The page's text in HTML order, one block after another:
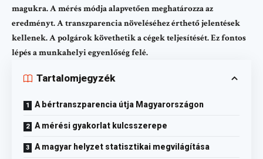
magukra. A mérés módja alapvetően meghatározza az
eredményt. A transzparencia növeléséhez érthető jelentések
kellenek. A polgárok követhetik a cégek teljesítését. Ez fontos
lépés a munkahelyi egyenlőség felé.
Tartalomjegyzék
A bértranszparencia útja Magyarországon
A mérési gyakorlat kulcsszerepe
A magyar helyzet statisztikai megvilágítása